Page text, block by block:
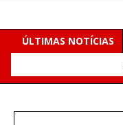
ÚLTIMAS NOTÍCIAS